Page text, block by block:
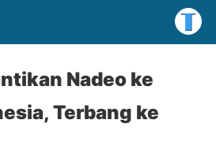
Nadeo ke
Terbang ke